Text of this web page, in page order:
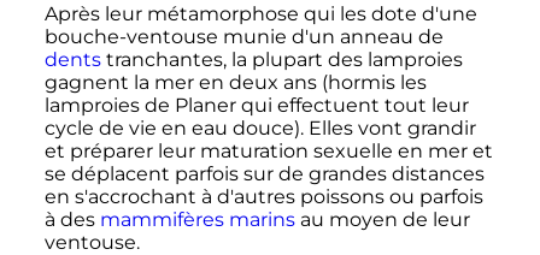
Après leur métamorphose qui les dote d'une
bouche-ventouse munie d'un anneau de
dentstranchantes, la plupart des lamproies
gagnent la mer en deux ans (hormis les
lamproies de Planer qui effectuent tout leur
cycle de vie en eau douce). Elles vont grandir
et préparer leur maturation sexuelle en mer et
se déplacent parfois sur de grandes distances
en s'accrochant à d'autres poissons ou parfois
à des mammifères marinsau moyen de leur
ventouse.